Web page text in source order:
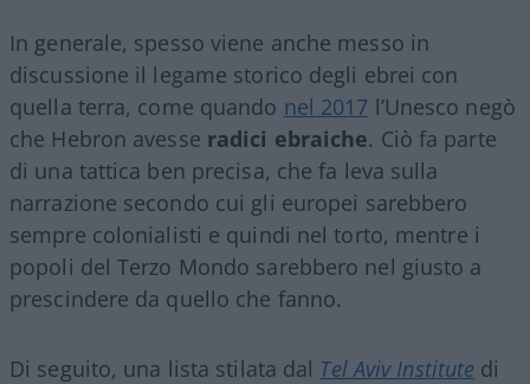
In generale, spesso viene anche messo in
discussione il legame storico degli ebrei con
quella terra, come quando nel 2017 l’Unesco negò
che Hebron avesse radici ebraiche. Ciò fa parte
di una tattica ben precisa, che fa leva sulla
narrazione secondo cui gli europei sarebbero
sempre colonialisti e quindi nel torto, mentre i
popoli del Terzo Mondo sarebbero nel giusto a
prescindere da quello che fanno.
Di seguito, una lista stilata dal Tel Aviv Institute di